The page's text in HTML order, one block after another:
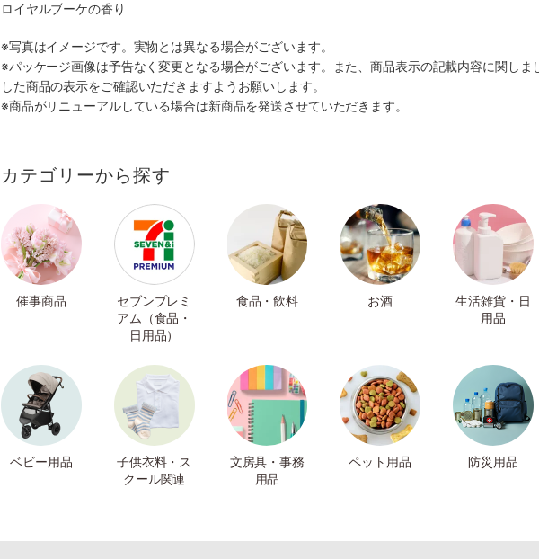
ロイヤルブーケの香り
※写真はイメージです。実物とは異なる場合がございます。
※パッケージ画像は予告なく変更となる場合がございます。また、商品表示の記載内容に関し
した商品の表示をご確認いただきますようお願いします。
※商品がリニューアルしている場合は新商品を発送させていただきます。
カテゴリーから探す
催事商品
セブンプレミ
アム（食品・
日用品）
食品・飲料 お酒
生活雑貨・日
用品
ベビー用品
子供衣料・ス
クール関連
文房具・事務
用品
ペット用品 防災用品